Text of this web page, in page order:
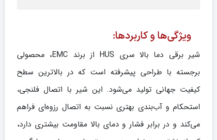
ویژگی‌ها و کاربردها:
شیر برقی دما بالا سری HUS از برند EMC، محصولی
برجسته با طراحی پیشرفته است که در بالاترین سطح
کیفیت جهانی تولید می‌شود. این شیر با اتصال فلنجی،
استحکام و آب‌بندی بهتری نسبت به اتصال رزوه‌ای فراهم
می‌کند و در برابر فشار و دمای بالا مقاومت بیشتری دارد،